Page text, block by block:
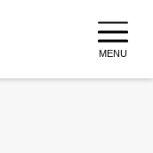
MENU